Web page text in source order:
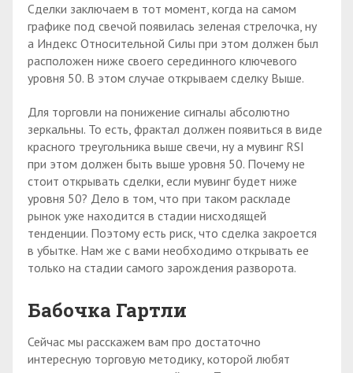
Сделки заключаем в тот момент, когда на самом
графике под свечой появилась зеленая стрелочка, ну
а Индекс Относительной Силы при этом должен был
расположен ниже своего серединного ключевого
уровня 50. В этом случае открываем сделку Выше.
Для торговли на понижение сигналы абсолютно
зеркальны. То есть, фрактал должен появиться в виде
красного треугольника выше свечи, ну а мувинг RSI
при этом должен быть выше уровня 50. Почему не
стоит открывать сделки, если мувинг будет ниже
уровня 50? Дело в том, что при таком раскладе
рынок уже находится в стадии нисходящей
тенденции. Поэтому есть риск, что сделка закроется
в убытке. Нам же с вами необходимо открывать ее
только на стадии самого зарождения разворота.
Бабочка Гартли
Сейчас мы расскажем вам про достаточно
интересную торговую методику, которой любят